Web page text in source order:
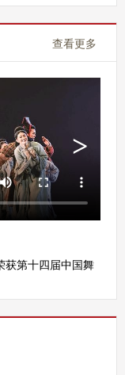
查看更多
获第十四届中国舞